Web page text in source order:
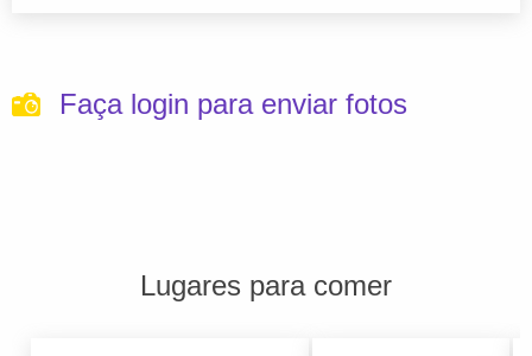
Faça login para enviar fotos
Lugares para comer